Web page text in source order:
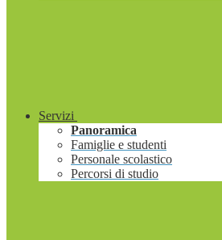
Servizi
Panoramica
Famiglie e studenti
Personale scolastico
Percorsi di studio